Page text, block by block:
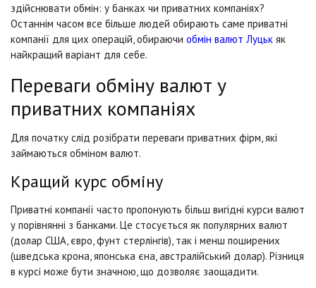
здійснювати обмін: у банках чи приватних компаніях?
Останнім часом все більше людей обирають саме приватні
компанії для цих операцій, обираючи обмін валют Луцьк як
найкращий варіант для себе.
Переваги обміну валют у
приватних компаніях
Для початку слід розібрати переваги приватних фірм, які
займаються обміном валют.
Кращий курс обміну
Приватні компанії часто пропонують більш вигідні курси валют
у порівнянні з банками. Це стосується як популярних валют
(долар США, євро, фунт стерлінгів), так і менш поширених
(шведська крона, японська єна, австралійський долар). Різниця
в курсі може бути значною, що дозволяє заощадити.